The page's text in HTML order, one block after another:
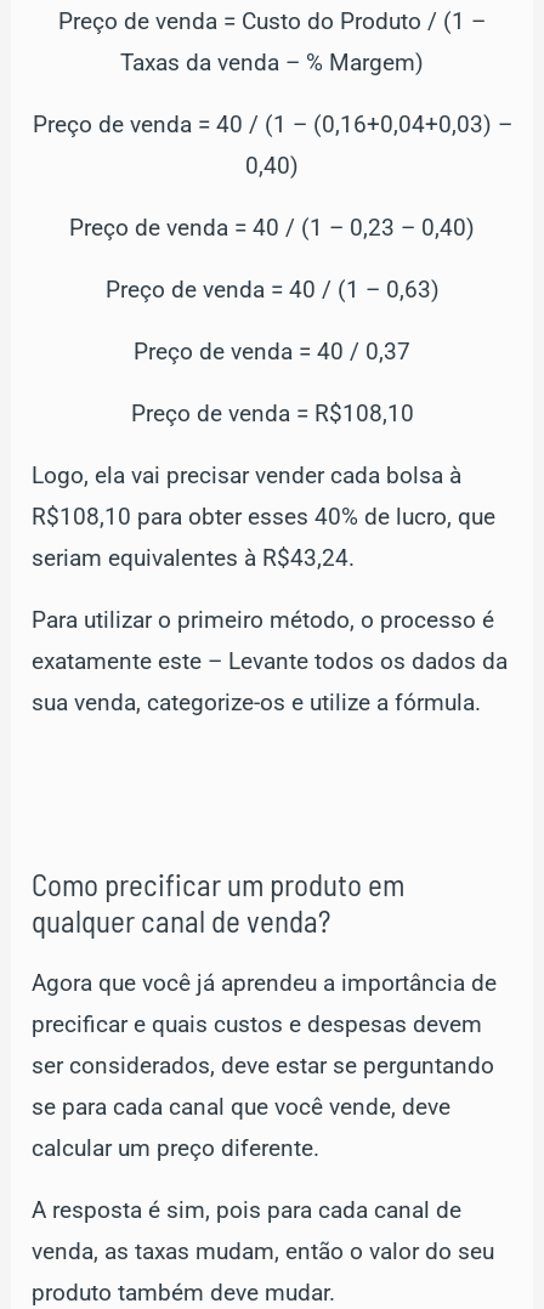
Preço de venda = Custo do Produto / (1 –
Taxas da venda – % Margem)
Preço de venda = 40 / (1 – (0,16+0,04+0,03) –
0,40)
Preço de venda = 40 / (1 – 0,23 – 0,40)
Preço de venda = 40 / (1 – 0,63)
Preço de venda = 40 / 0,37
Preço de venda = R$108,10
Logo, ela vai precisar vender cada bolsa à
R$108,10 para obter esses 40% de lucro, que
seriam equivalentes à R$43,24.
Para utilizar o primeiro método, o processo é
exatamente este – Levante todos os dados da
sua venda, categorize-os e utilize a fórmula.
Como precificar um produto em
qualquer canal de venda?
Agora que você já aprendeu a importância de
precificar e quais custos e despesas devem
ser considerados, deve estar se perguntando
se para cada canal que você vende, deve
calcular um preço diferente.
A resposta é sim, pois para cada canal de
venda, as taxas mudam, então o valor do seu
produto também deve mudar.